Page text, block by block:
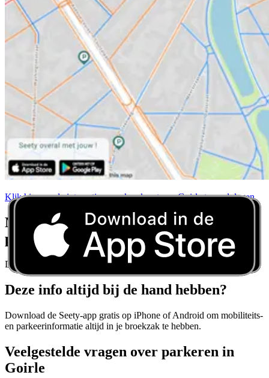
Klik hier om de interactieve parkeerkaart van Goirle te raadplegen
Maak u nooit meer zorgen over
parkeerregels
Download Seety en krijg realtime parkeerrichtlijnen voor elke stad.
Deze info altijd bij de hand hebben?
Download de Seety-app gratis op iPhone of Android om mobiliteits-
en parkeerinformatie altijd in je broekzak te hebben.
Veelgestelde vragen over parkeren in
Goirle